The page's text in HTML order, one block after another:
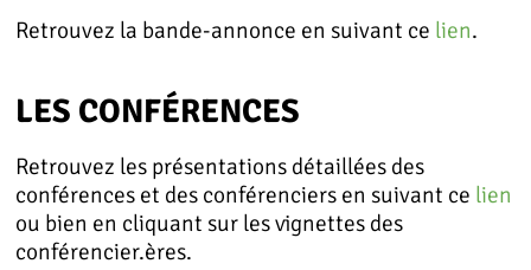
Retrouvez la bande-annonce en suivant ce lien.
LES CONFÉRENCES
Retrouvez les présentations détaillées des
conférences et des conférenciers en suivant ce lien
ou bien en cliquant sur les vignettes des
conférencier.ères.